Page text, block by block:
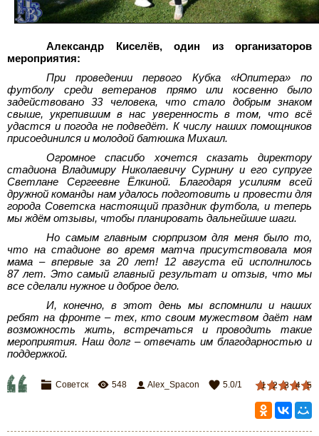
Александр Киселёв, один из организаторов
мероприятия:
При проведении первого Кубка «Юпитера» по
футболу среди ветеранов прямо или косвенно было
задействовано 33 человека, что стало добрым знаком
свыше, укрепившим в нас уверенность в том, что всё
удастся и погода не подведёт. К числу наших помощников
присоединился и молодой батюшка Михаил.
Огромное спасибо хочется сказать директору
стадиона Владимиру Николаевичу Сурнину и его супруге
Светлане Сергеевне Ёлкиной. Благодаря усилиям всей
дружной команды нам удалось подготовить и провести для
города Советска настоящий праздник футбола, и теперь
мы ждём отзывы, чтобы планировать дальнейшие шаги.
Но самым главным сюрпризом для меня было то,
что на стадионе во время матча присутствовала моя
мама – впервые за 20 лет! 12 августа ей исполнилось
87 лет. Это самый главный результат и отзыв, что мы
все сделали нужное и доброе дело.
И, конечно, в этот день мы вспомнили и наших
ребят на фронте – тех, кто своим мужеством даёт нам
возможность жить, встречаться и проводить такие
мероприятия. Наш долг – отвечать им благодарностью и
поддержкой.
1 2 3 4 5
Советск 548 Alex_Spacon 5.0/1